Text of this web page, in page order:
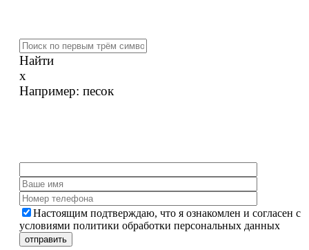
Найти
x
Например: песок
Настоящим подтверждаю, что я ознакомлен и согласен с
условиями политики обработки персональных данных